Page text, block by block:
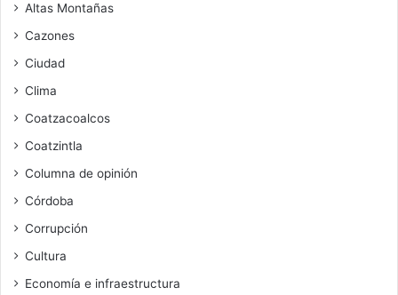
Altas Montañas
Cazones
Ciudad
Clima
Coatzacoalcos
Coatzintla
Columna de opinión
Córdoba
Corrupción
Cultura
Economía e infraestructura